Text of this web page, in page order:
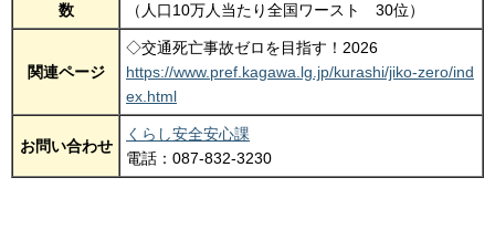
数
（人口10万人当たり全国ワースト 30位）
関連ページ
◇交通死亡事故ゼロを目指す！2026
https://www.pref.kagawa.lg.jp/kurashi/jiko-zero/ind
ex.html
お問い合わせ
くらし安全安心課
電話：087-832-3230